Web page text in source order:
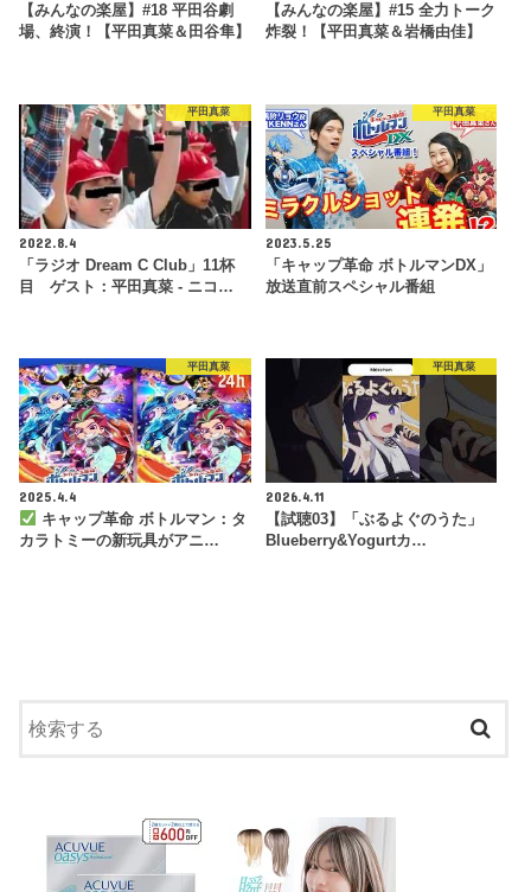
【みんなの楽屋】#18 平田谷劇
場、終演！【平田真菜＆田谷隼】
【みんなの楽屋】#15 全力トーク
炸裂！【平田真菜＆岩橋由佳】
平田真菜
2022.8.4
「ラジオ Dream C Club」11杯
目 ゲスト：平田真菜 ‐ ニコ…
平田真菜
2023.5.25
「キャップ革命 ボトルマンDX」
放送直前スペシャル番組
平田真菜
2025.4.4
キャップ革命 ボトルマン：タ
カラトミーの新玩具がアニ…
平田真菜
2026.4.11
【試聴03】「ぶるよぐのうた」
Blueberry&Yogurtカ…